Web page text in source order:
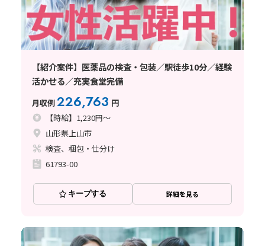
【紹介案件】医薬品の検査・包装／駅徒歩10分／経験
活かせる／充実食堂完備
月収例226,763 円
【時給】1,230円～
山形県上山市
検査、梱包・仕分け
61793-00
キープする 詳細を見る